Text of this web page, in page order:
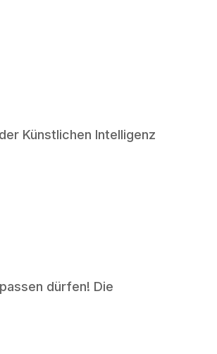
Künstlichen Intelligenz
dürfen! Die